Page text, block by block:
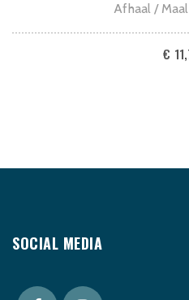
Afhaal
€
SOCIAL MEDIA